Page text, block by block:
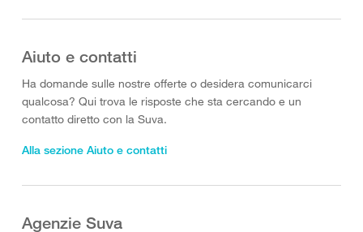
Aiuto e contatti
Ha domande sulle nostre offerte o desidera comunicarci
qualcosa? Qui trova le risposte che sta cercando e un
contatto diretto con la Suva.
Alla sezione Aiuto e contatti
Agenzie Suva